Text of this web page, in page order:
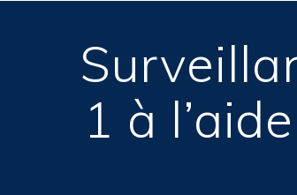
1 à